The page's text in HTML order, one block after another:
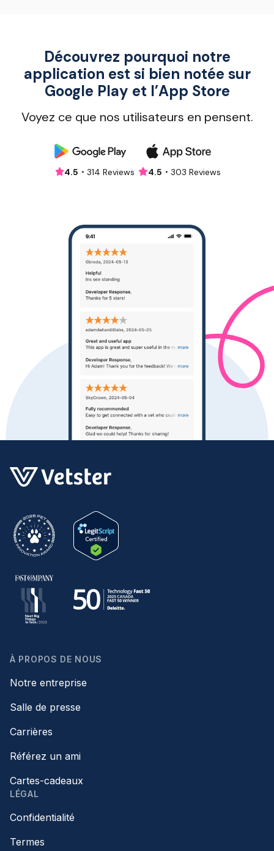
this service again! Dr. Rouleau was very helpful
and knowledgeable, she was friendly and I feel
good about the treatment she prescribed.
Découvrez pourquoi notre
application est si bien notée sur
Google Play et l’App Store
Voyez ce que nos utilisateurs en pensent.
4.5・314 Reviews 4.5・303 Reviews
À PROPOS DE NOUS
Notre entreprise
Salle de presse
Carrières
Référez un ami
Cartes-cadeaux
LÉGAL
Confidentialité
Termes